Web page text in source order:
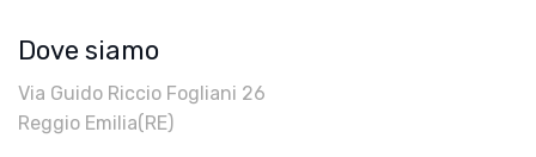
Dove siamo
Via Guido Riccio Fogliani 26
Reggio Emilia(RE)